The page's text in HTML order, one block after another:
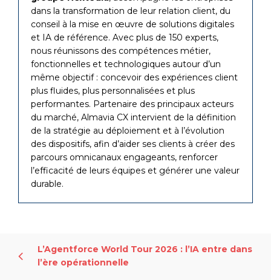
dans la transformation de leur relation client, du
conseil à la mise en œuvre de solutions digitales
et IA de référence. Avec plus de 150 experts,
nous réunissons des compétences métier,
fonctionnelles et technologiques autour d’un
même objectif : concevoir des expériences client
plus fluides, plus personnalisées et plus
performantes. Partenaire des principaux acteurs
du marché, Almavia CX intervient de la définition
de la stratégie au déploiement et à l’évolution
des dispositifs, afin d’aider ses clients à créer des
parcours omnicanaux engageants, renforcer
l’efficacité de leurs équipes et générer une valeur
durable.
L’Agentforce World Tour 2026 : l’IA entre dans
l’ère opérationnelle